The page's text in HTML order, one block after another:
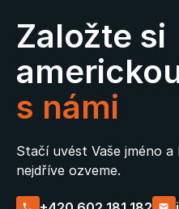
Založte si
s námi
Stačí uvést Vaše jméno
nejdříve ozveme.